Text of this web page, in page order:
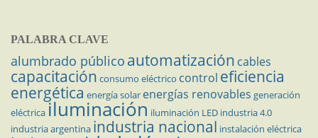
PALABRA CLAVE
alumbrado público automatización cables
capacitación consumo eléctrico control eficiencia
energética energía solar energías renovables generación
eléctricailuminación iluminación LED industria 4.0
industria argentina industria nacional instalación eléctrica